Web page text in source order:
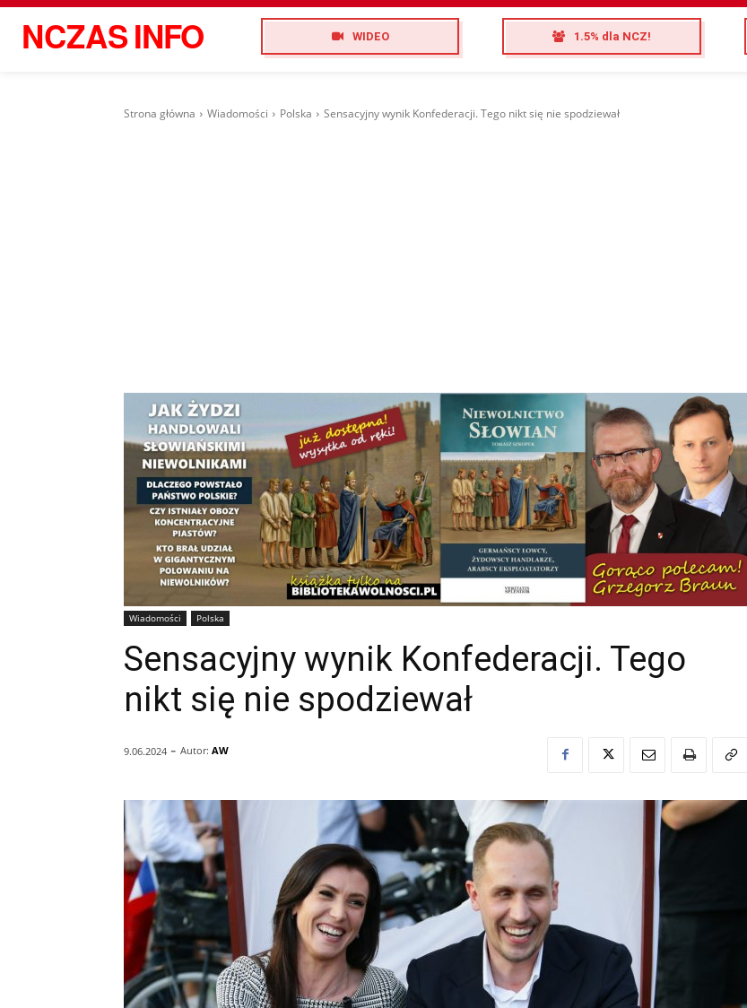
NCZASINFO WIDEO 1.5% dla NCZ!
Strona główna Wiadomości Polska Sensacyjny wynik Konfederacji. Tego nikt się nie spodziewał
Wiadomości Polska
Sensacyjny wynik Konfederacji. Tego
nikt się nie spodziewał
9.06.2024 - Autor: AW